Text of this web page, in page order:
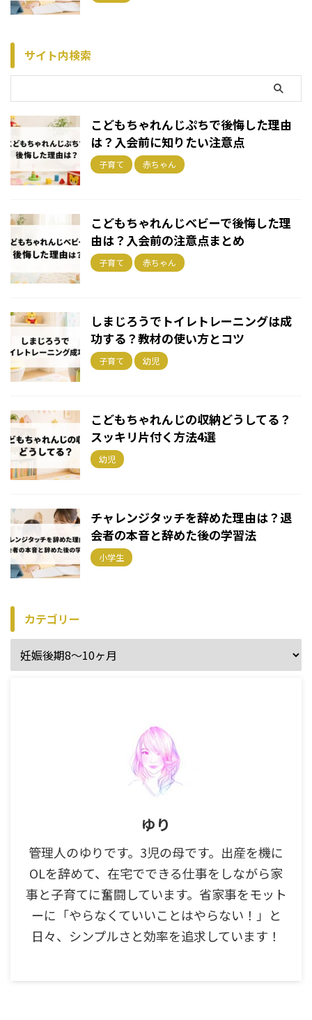
サイト内検索
こどもちゃれんじぷちで後悔した理由
は？入会前に知りたい注意点
子育て 赤ちゃん
こどもちゃれんじベビーで後悔した理
由は？入会前の注意点まとめ
子育て 赤ちゃん
しまじろうでトイレトレーニングは成
功する？教材の使い方とコツ
子育て 幼児
こどもちゃれんじの収納どうしてる？
スッキリ片付く方法4選
幼児
チャレンジタッチを辞めた理由は？退
会者の本音と辞めた後の学習法
小学生
カテゴリー
ゆり
管理人のゆりです。3児の母です。出産を機に
OLを辞めて、在宅でできる仕事をしながら家
事と子育てに奮闘しています。省家事をモット
ーに「やらなくていいことはやらない！」と
日々、シンプルさと効率を追求しています！